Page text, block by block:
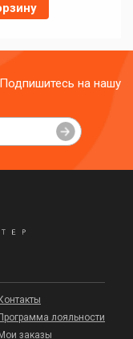
на нашу
Контакты
Программа лояльности
Мои заказы